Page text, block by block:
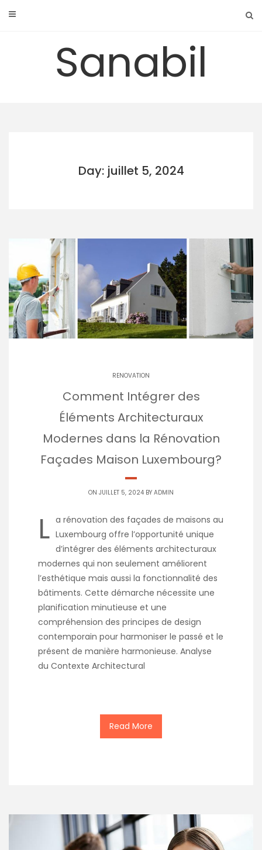
Sanabil
Day: juillet 5, 2024
RENOVATION
Comment Intégrer des
Éléments Architecturaux
Modernes dans la Rénovation
Façades Maison Luxembourg?
ON JUILLET 5, 2024 BY ADMIN
L a rénovation des façades de maisons au
Luxembourg offre l’opportunité unique
d’intégrer des éléments architecturaux
modernes qui non seulement améliorent
l’esthétique mais aussi la fonctionnalité des
bâtiments. Cette démarche nécessite une
planification minutieuse et une
compréhension des principes de design
contemporain pour harmoniser le passé et le
présent de manière harmonieuse. Analyse
du Contexte Architectural
Read More